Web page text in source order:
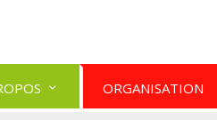
ORGANISATION